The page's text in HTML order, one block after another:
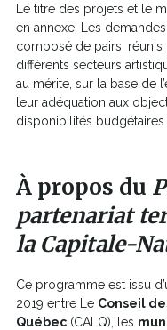
Le titre des projets et le
en annexe. Les
composé de pairs,
différents secteurs
au mérite, sur la base de
leur adéquation aux
disponibilités budgétaires
À propos du
partenariat
la Capitale-
Ce programme est issu
2019 entre Le Conseil
Québec (CALQ), les